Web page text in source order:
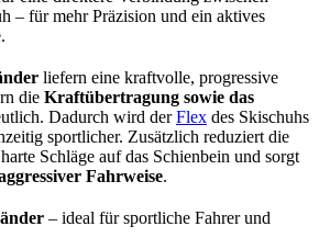
– für mehr Präzision und ein aktives
liefern eine kraftvolle, progressive
die Kraftübertragung sowie das
Dadurch wird derFlex des Skischuhs
sportlicher. Zusätzlich reduziert die
Schläge auf das Schienbein und sorgt
Fahrweise.
– ideal für sportliche Fahrer und